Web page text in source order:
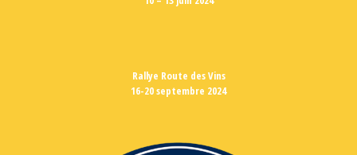
Rallye Route des Vins
16-20 septembre 2024